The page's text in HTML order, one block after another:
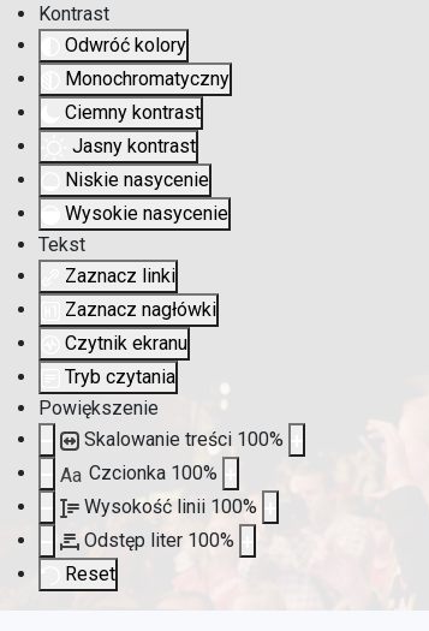
Kontrast
Odwróć kolory
Monochromatyczny
Ciemny kontrast
Jasny kontrast
Niskie nasycenie
Wysokie nasycenie
Tekst
Zaznacz linki
Zaznacz nagłówki
Czytnik ekranu
Tryb czytania
Powiększenie
Skalowanie treści 100%
Aa Czcionka 100%
Wysokość linii 100%
Odstęp liter 100%
Reset